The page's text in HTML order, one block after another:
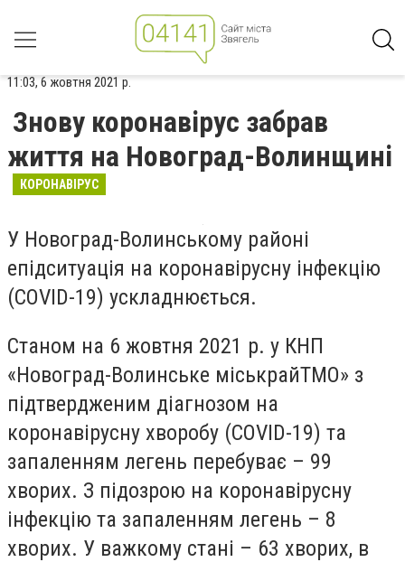
11:03, 6 жовтня 2021 р.
Знову коронавірус забрав
життя на Новоград-Волинщині
КОРОНАВІРУС
У Новоград-Волинському районі
епідситуація на коронавірусну інфекцію
(COVID-19) ускладнюється.
Станом на 6 жовтня 2021 р. у КНП
«Новоград-Волинське міськрайТМО» з
підтвердженим діагнозом на
коронавірусну хворобу (COVID-19) та
запаленням легень перебуває – 99
хворих. З підозрою на коронавірусну
інфекцію та запаленням легень – 8
хворих. У важкому стані – 63 хворих, в